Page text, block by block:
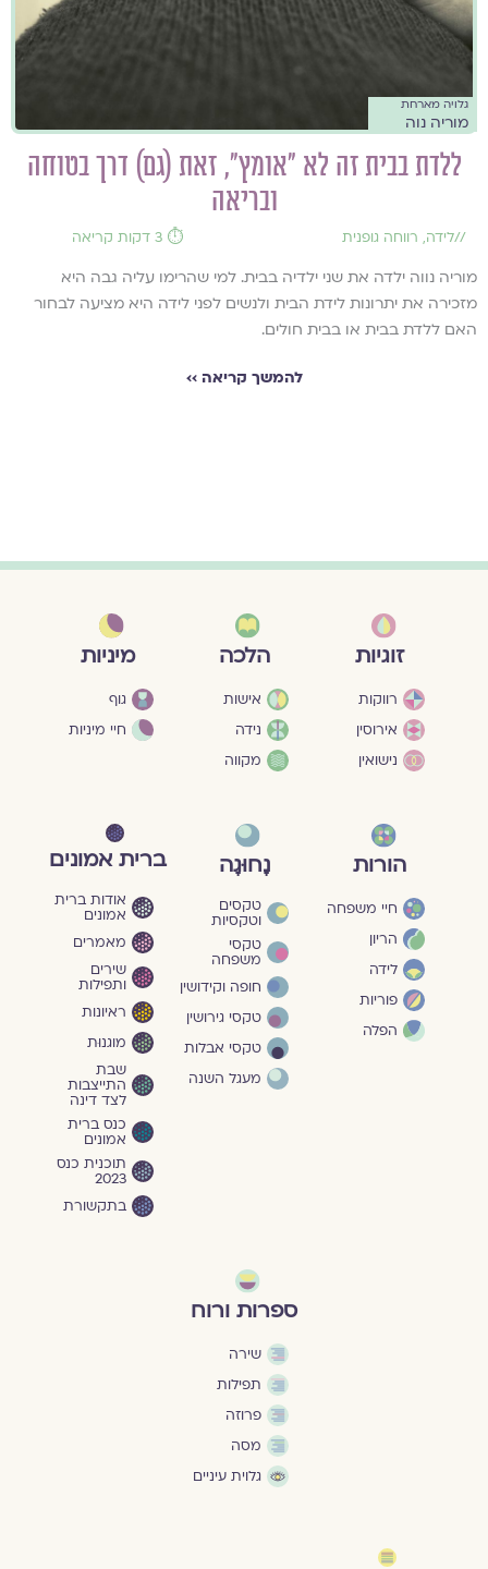
גלויה מארחת
מוריה נוה
ללדת בבית זה לא "אומץ", זאת (גם) דרך בטוחה
ובריאה
//לידה, רווחה גופנית ⏱️ 3 דקות קריאה
מוריה נווה ילדה את שני ילדיה בבית. למי שהרימו עליה גבה היא
מזכירה את יתרונות לידת הבית ולנשים לפני לידה היא מציעה לבחור
האם ללדת בבית או בבית חולים.
להמשך קריאה ››
זוגיות
רווקות
אירוסין
נישואין
הלכה
אישות
נידה
מקווה
מיניות
גוף
חיי מיניות
הורות
חיי משפחה
הריון
לידה
פוריות
הפלה
נָחוּגָה
טקסים
וטקסיות
טקסי
משפחה
חופה וקידושין
טקסי גירושין
טקסי אבלות
מעגל השנה
ברית אמונים
אודות ברית
אמונים
מאמרים
שירים
ותפילות
ראיונות
מוגנוּת
שבת
התייצבות
לצד דינה
כנס ברית
אמונים
תוכנית כנס
2023
בתקשורת
ספרות ורוח
שירה
תפילות
פרוזה
מסה
גלוית עיניים